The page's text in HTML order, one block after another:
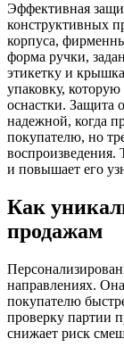
Эффективная
конструктивных
корпуса,
форма ручки,
этикетку и
упаковку,
оснастки. Защита
надежной, когда
покупателю, но
воспроизведения.
и повышает его
Как
продажам
направлениях.
покупателю
проверку партии
снижает риск